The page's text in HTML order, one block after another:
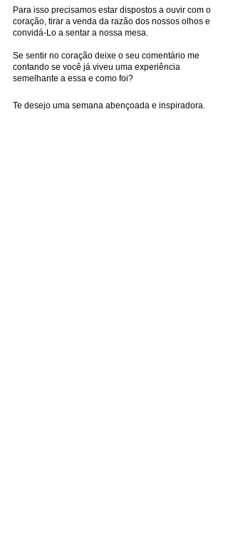
Para isso precisamos estar dispostos a ouvir com o
coração, tirar a venda da razão dos nossos olhos e
convidá-Lo a sentar a nossa mesa.
Se sentir no coração deixe o seu comentário me
contando se você já viveu uma experiência
semelhante a essa e como foi?
Te desejo uma semana abençoada e inspiradora.